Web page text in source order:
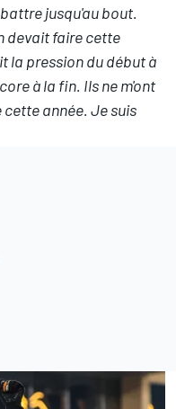
jusqu'au bout.
devait faire cette
la pression du début à
à la fin. Ils ne m'ont
année. Je suis